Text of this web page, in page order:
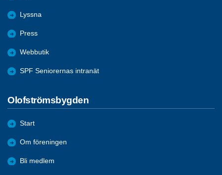
Lyssna
Press
Webbutik
SPF Seniorernas intranät
Olofströmsbygden
Start
Om föreningen
Bli medlem